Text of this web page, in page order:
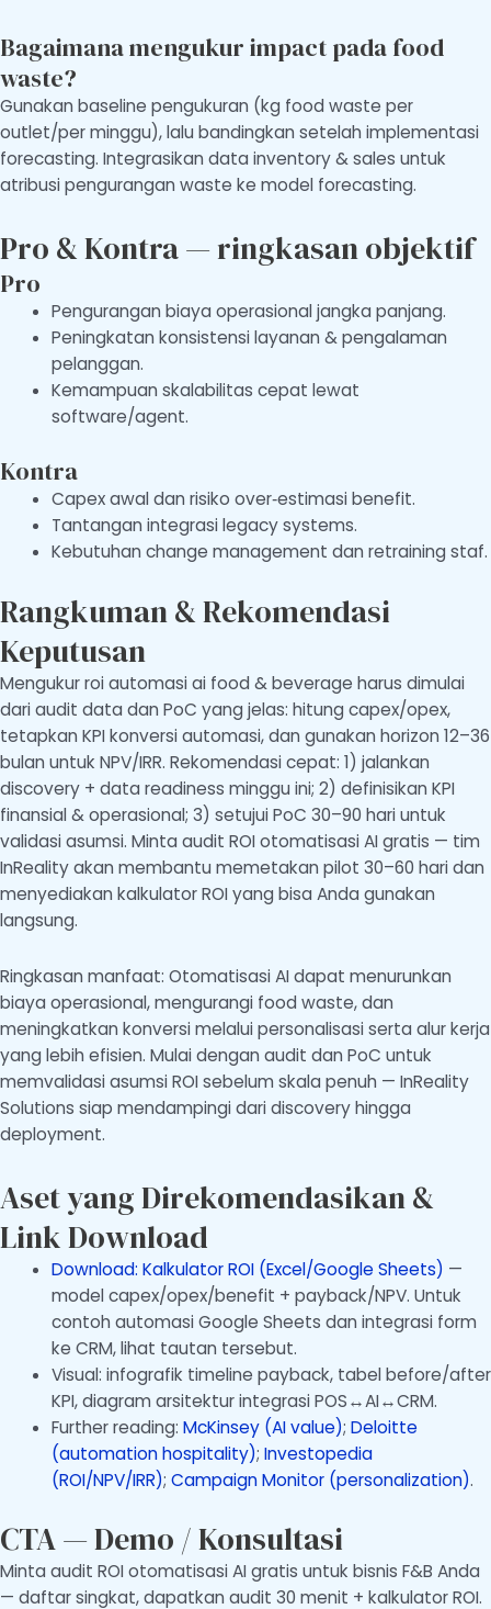
Bagaimana mengukur impact pada food
waste?
Gunakan baseline pengukuran (kg food waste per
outlet/per minggu), lalu bandingkan setelah implementasi
forecasting. Integrasikan data inventory & sales untuk
atribusi pengurangan waste ke model forecasting.
Pro & Kontra — ringkasan objektif
Pro
Pengurangan biaya operasional jangka panjang.
Peningkatan konsistensi layanan & pengalaman
pelanggan.
Kemampuan skalabilitas cepat lewat
software/agent.
Kontra
Capex awal dan risiko over‑estimasi benefit.
Tantangan integrasi legacy systems.
Kebutuhan change management dan retraining staf.
Rangkuman & Rekomendasi
Keputusan
Mengukur roi automasi ai food & beverage harus dimulai
dari audit data dan PoC yang jelas: hitung capex/opex,
tetapkan KPI konversi automasi, dan gunakan horizon 12–36
bulan untuk NPV/IRR. Rekomendasi cepat: 1) jalankan
discovery + data readiness minggu ini; 2) definisikan KPI
finansial & operasional; 3) setujui PoC 30–90 hari untuk
validasi asumsi. Minta audit ROI otomatisasi AI gratis — tim
InReality akan membantu memetakan pilot 30–60 hari dan
menyediakan kalkulator ROI yang bisa Anda gunakan
langsung.
Ringkasan manfaat: Otomatisasi AI dapat menurunkan
biaya operasional, mengurangi food waste, dan
meningkatkan konversi melalui personalisasi serta alur kerja
yang lebih efisien. Mulai dengan audit dan PoC untuk
memvalidasi asumsi ROI sebelum skala penuh — InReality
Solutions siap mendampingi dari discovery hingga
deployment.
Aset yang Direkomendasikan &
Link Download
Download: Kalkulator ROI (Excel/Google Sheets) —
model capex/opex/benefit + payback/NPV. Untuk
contoh automasi Google Sheets dan integrasi form
ke CRM, lihat tautan tersebut.
Visual: infografik timeline payback, tabel before/after
KPI, diagram arsitektur integrasi POS↔AI↔CRM.
Further reading: McKinsey (AI value); Deloitte
(automation hospitality); Investopedia
(ROI/NPV/IRR); Campaign Monitor (personalization).
CTA — Demo / Konsultasi
Minta audit ROI otomatisasi AI gratis untuk bisnis F&B Anda
— daftar singkat, dapatkan audit 30 menit + kalkulator ROI.